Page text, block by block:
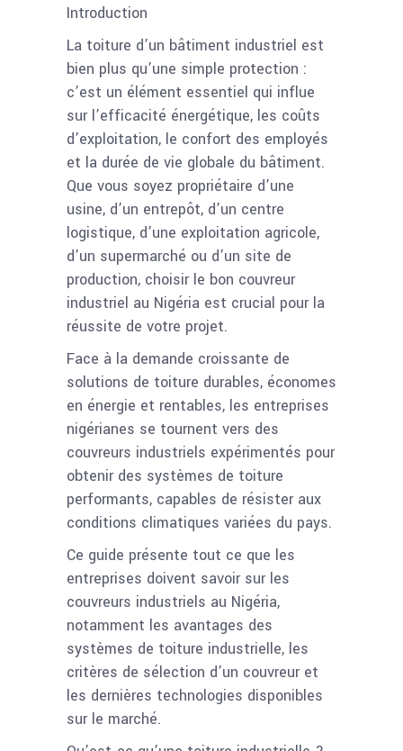
Introduction
La toiture d’un bâtiment industriel est
bien plus qu’une simple protection :
c’est un élément essentiel qui influe
sur l’efficacité énergétique, les coûts
d’exploitation, le confort des employés
et la durée de vie globale du bâtiment.
Que vous soyez propriétaire d’une
usine, d’un entrepôt, d’un centre
logistique, d’une exploitation agricole,
d’un supermarché ou d’un site de
production, choisir le bon couvreur
industriel au Nigéria est crucial pour la
réussite de votre projet.
Face à la demande croissante de
solutions de toiture durables, économes
en énergie et rentables, les entreprises
nigérianes se tournent vers des
couvreurs industriels expérimentés pour
obtenir des systèmes de toiture
performants, capables de résister aux
conditions climatiques variées du pays.
Ce guide présente tout ce que les
entreprises doivent savoir sur les
couvreurs industriels au Nigéria,
notamment les avantages des
systèmes de toiture industrielle, les
critères de sélection d’un couvreur et
les dernières technologies disponibles
sur le marché.